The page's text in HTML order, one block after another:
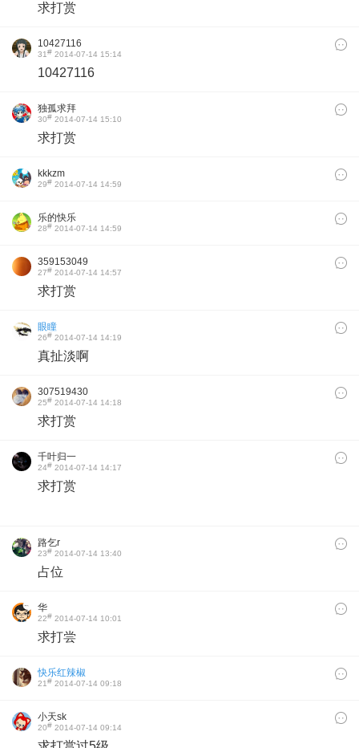
求打赏
10427116
31# 2014-07-14 15:14
10427116
独孤求拜
30# 2014-07-14 15:10
求打赏
kkkzm
29# 2014-07-14 14:59
乐的快乐
28# 2014-07-14 14:59
359153049
27# 2014-07-14 14:57
求打赏
眼瞳
26# 2014-07-14 14:19
真扯淡啊
307519430
25# 2014-07-14 14:18
求打赏
千叶归一
24# 2014-07-14 14:17
求打赏
路乞r
23# 2014-07-14 13:40
占位
华
22# 2014-07-14 10:01
求打尝
快乐红辣椒
21# 2014-07-14 09:18
小天sk
20# 2014-07-14 09:14